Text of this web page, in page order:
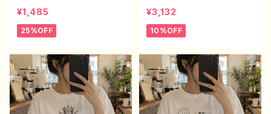
シャツ かわいい おしゃ
れ イラスト ブタ 動
物 ゆるかわ ゆるい ユ
ルキャラクター おすす
め 個性的 人気 イラス
トレーター クリエイター
絵師 オリジナル デザイ
ン グッズ 半袖シャツ
¥1,485
25%OFF
文字 ネタTシャツ かわ
いい おしゃれ 個性的
おすすめ 半袖シャツ デ
ル デザイン グッズ タイ
トル：筋肉こそ正義 作：ん
ごミック G-6
¥3,132
10%OFF